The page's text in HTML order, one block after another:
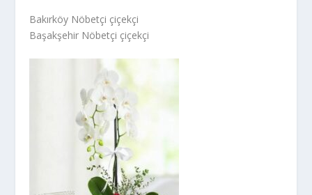
Bakırköy Nöbetçi çiçekçi
Başakşehir Nöbetçi çiçekçi